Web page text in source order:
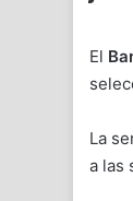
El
La
a las